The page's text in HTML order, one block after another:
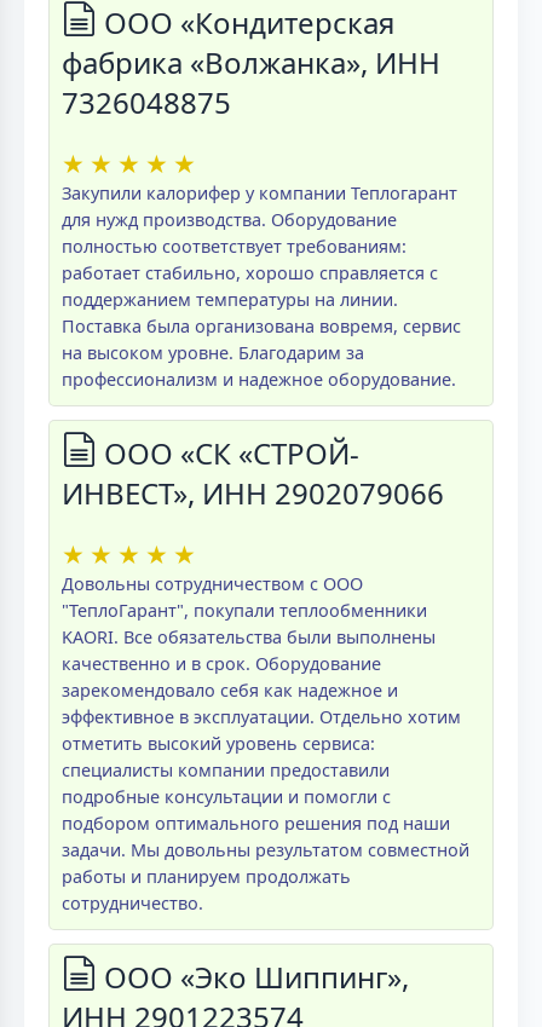
ООО «Кондитерская
фабрика «Волжанка», ИНН
7326048875
★ ★ ★ ★ ★
Закупили калорифер у компании Теплогарант
для нужд производства. Оборудование
полностью соответствует требованиям:
работает стабильно, хорошо справляется с
поддержанием температуры на линии.
Поставка была организована вовремя, сервис
на высоком уровне. Благодарим за
профессионализм и надежное оборудование.
ООО «СК «СТРОЙ-
ИНВЕСТ», ИНН 2902079066
★ ★ ★ ★ ★
Довольны сотрудничеством с ООО
"ТеплоГарант", покупали теплообменники
KAORI. Все обязательства были выполнены
качественно и в срок. Оборудование
зарекомендовало себя как надежное и
эффективное в эксплуатации. Отдельно хотим
отметить высокий уровень сервиса:
специалисты компании предоставили
подробные консультации и помогли с
подбором оптимального решения под наши
задачи. Мы довольны результатом совместной
работы и планируем продолжать
сотрудничество.
ООО «Эко Шиппинг»,
ИНН 2901223574